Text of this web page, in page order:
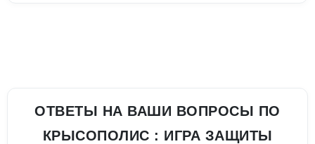
ОТВЕТЫ НА ВАШИ ВОПРОСЫ ПО
КРЫСОПОЛИС : ИГРА ЗАЩИТЫ